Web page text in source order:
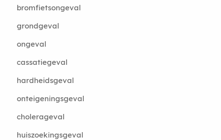
bromfietsongeval
grondgeval
ongeval
cassatiegeval
hardheidsgeval
onteigeningsgeval
cholerageval
huiszoekingsgeval